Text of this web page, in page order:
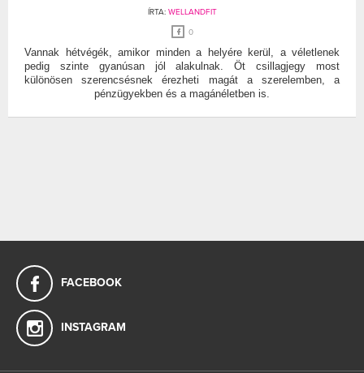
ÍRTA: WELLANDFIT
0
Vannak hétvégék, amikor minden a helyére kerül, a véletlenek
pedig szinte gyanúsan jól alakulnak. Öt csillagjegy most
különösen szerencsésnek érezheti magát a szerelemben, a
pénzügyekben és a magánéletben is.
FACEBOOK
INSTAGRAM